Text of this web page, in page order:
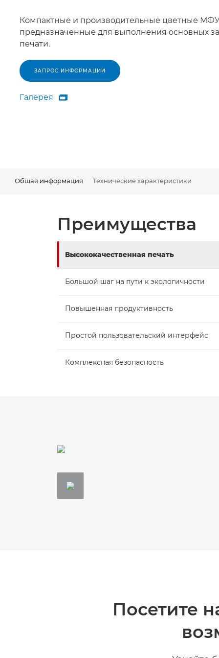
Компактные и производительные цветные
предназначенные для выполнения основных
печати.
ЗАПРОС ИНФОРМАЦИИ
Галерея
Галерея

Общая информация Технические характеристики
Преимущества
Высококачественная печать
Большой шаг на пути к экологичности
Повышенная продуктивность
Простой пользовательский интерфейс
Комплексная безопасность
Посетите